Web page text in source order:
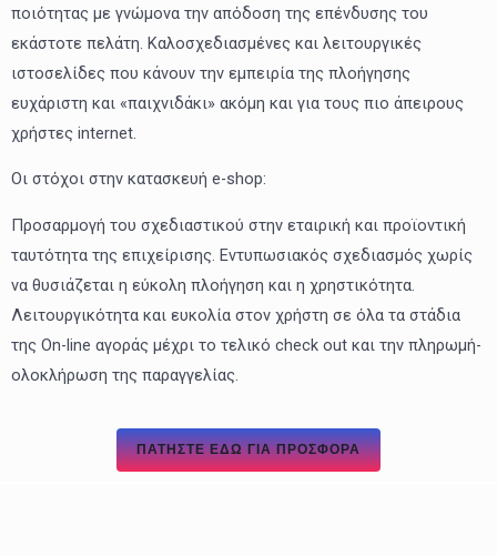
ποιότητας με γνώμονα την απόδοση της επένδυσης του
εκάστοτε πελάτη. Καλοσχεδιασμένες και λειτουργικές
ιστοσελίδες που κάνουν την εμπειρία της πλοήγησης
ευχάριστη και «παιχνιδάκι» ακόμη και για τους πιο άπειρους
χρήστες internet.
Οι στόχοι στην κατασκευή e-shop:
Προσαρμογή του σχεδιαστικού στην εταιρική και προϊοντική
ταυτότητα της επιχείρισης. Εντυπωσιακός σχεδιασμός χωρίς
να θυσιάζεται η εύκολη πλοήγηση και η χρηστικότητα.
Λειτουργικότητα και ευκολία στον χρήστη σε όλα τα στάδια
της On-line αγοράς μέχρι το τελικό check out και την πληρωμή-
ολοκλήρωση της παραγγελίας.
ΠΑΤΉΣΤΕ ΕΔΏ ΓΙΑ ΠΡΟΣΦΟΡΑ